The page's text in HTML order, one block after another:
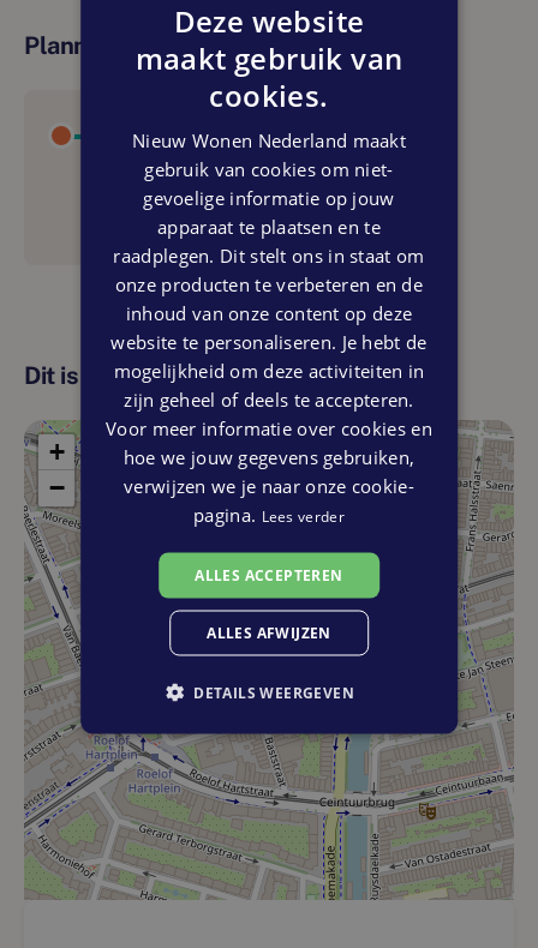
informatie over de verkoop.
Planning
Start verkoop
11 apr. 2024
Dit is de locatie
+
−
Deze website
maakt gebruik van
cookies.
Nieuw Wonen Nederland maakt
gebruik van cookies om niet-
gevoelige informatie op jouw
apparaat te plaatsen en te
raadplegen. Dit stelt ons in staat om
onze producten te verbeteren en de
inhoud van onze content op deze
website te personaliseren. Je hebt de
mogelijkheid om deze activiteiten in
zijn geheel of deels te accepteren.
Voor meer informatie over cookies en
hoe we jouw gegevens gebruiken,
verwijzen we je naar onze cookie-
pagina. Lees verder
ALLES ACCEPTEREN
ALLES AFWIJZEN
DETAILS WEERGEVEN